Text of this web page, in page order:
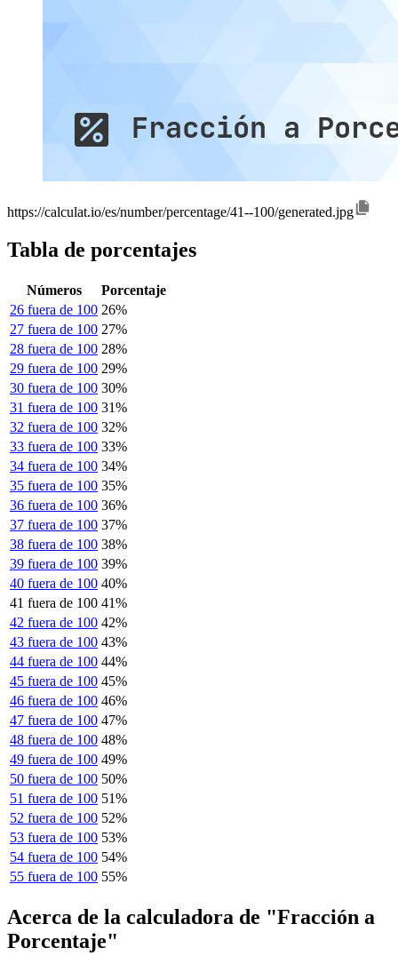
https://calculat.io/es/number/percentage/41--100/generated.jpg
Tabla de porcentajes
Números
Porcentaje
26 fuera de 100 26%
27 fuera de 100 27%
28 fuera de 100 28%
29 fuera de 100 29%
30 fuera de 100 30%
31 fuera de 100 31%
32 fuera de 100 32%
33 fuera de 100 33%
34 fuera de 100 34%
35 fuera de 100 35%
36 fuera de 100 36%
37 fuera de 100 37%
38 fuera de 100 38%
39 fuera de 100 39%
40 fuera de 100 40%
41 fuera de 100 41%
42 fuera de 100 42%
43 fuera de 100 43%
44 fuera de 100 44%
45 fuera de 100 45%
46 fuera de 100 46%
47 fuera de 100 47%
48 fuera de 100 48%
49 fuera de 100 49%
50 fuera de 100 50%
51 fuera de 100 51%
52 fuera de 100 52%
53 fuera de 100 53%
54 fuera de 100 54%
55 fuera de 100 55%
Acerca de la calculadora de "Fracción a
Porcentaje"